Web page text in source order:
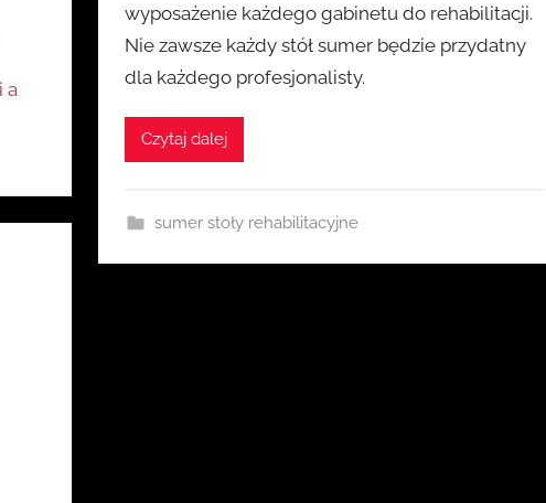
e
z
k
wyposażenie każdego gabinetu do rehabilitacji.
Nie zawsze każdy stół sumer będzie przydatny
dla każdego profesjonalisty.
Czytaj dalej
sumer stoły rehabilitacyjne
a